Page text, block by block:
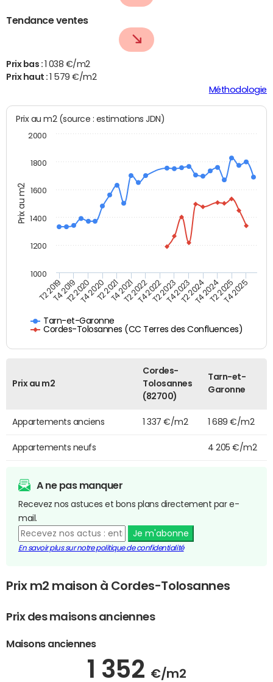
Tendance ventes
Prix bas : 1 038 €/m2
Prix haut :1 579 €/m2
Méthodologie
Prix au m2
Prix au m2 (source : estimations JDN)
Tarn-et-Garonne
Cordes-Tolosannes (CC Terres des Confluences)
T2 2019T4 2019T2 2020T4 2020T2 2021T4 2021T2 2022T4 2022T2 2023T4 2023T2 2024T4 2024T2 2025T4 2025
1000
1200
1400
1600
1800
2000
Prix au m2
Cordes-
Tolosannes
(82700)
Tarn-et-
Garonne
Appartements anciens 1 337 €/m2 1 689 €/m2
Appartements neufs 4 205 €/m2
A ne pas manquer
Recevez nos astuces et bons plans directement par e-
mail.
Je m'abonne
En savoir plus sur notre politique de confidentialité
Prix m2 maison à Cordes-Tolosannes
Prix des maisons anciennes
Maisons anciennes
1 352 €/m2